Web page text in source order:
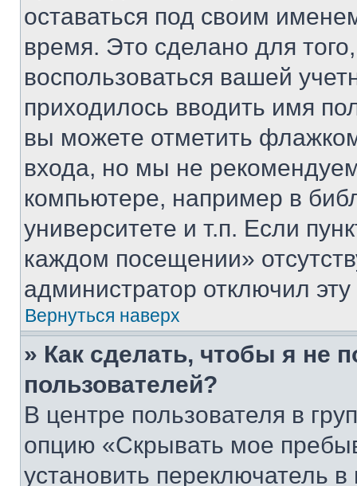
оставаться под своим
время. Это сделано для
воспользоваться вашей
приходилось вводить имя
вы можете отметить
входа, но мы не
компьютере, например в
университете и т.п. Если
каждом посещении»
администратор отключил
Вернуться наверх
» Как сделать, чтобы я не
пользователей?
В центре пользователя в
опцию «Скрывать мое
установить переключатель